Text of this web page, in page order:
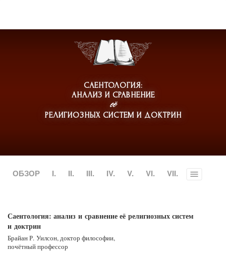
САЕНТОЛОГИЯ:
АНАЛИЗ И СРАВНЕНИЕ
её
РЕЛИГИОЗНЫХ СИСТЕМ И ДОКТРИН
ОБЗОР I. II. III. IV. V. VI. VII. Toggle
Саентология: анализ и сравнение её религиозных систем
и доктрин
Брайан Р. Уилсон, доктор философии,
почётный профессор